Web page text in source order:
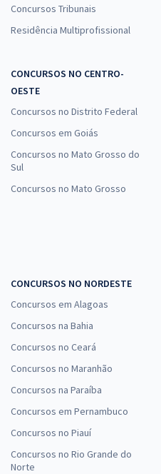
Concursos Tribunais
Residência Multiprofissional
CONCURSOS NO CENTRO-
OESTE
Concursos no Distrito Federal
Concursos em Goiás
Concursos no Mato Grosso do
Sul
Concursos no Mato Grosso
CONCURSOS NO NORDESTE
Concursos em Alagoas
Concursos na Bahia
Concursos no Ceará
Concursos no Maranhão
Concursos na Paraíba
Concursos em Pernambuco
Concursos no Piauí
Concursos no Rio Grande do
Norte